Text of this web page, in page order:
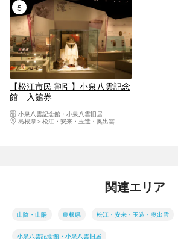
5位
【松江市民 割引】小泉八雲記念
館 入館券
小泉八雲記念館・小泉八雲旧居
島根県
松江・安来・玉造・奥出雲
関連エリア
山陰・山陽 島根県 松江・安来・玉造・奥出雲
小泉八雲記念館・小泉八雲旧居